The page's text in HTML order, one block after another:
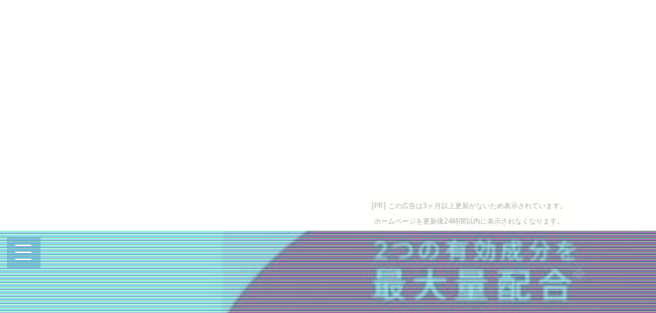
[PR] この広告は3ヶ月以上更新がないため表示されています。
ホームページを更新後24時間以内に表示されなくなります。